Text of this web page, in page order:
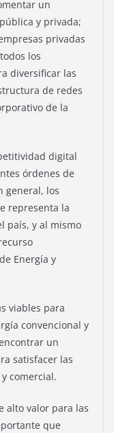
un
y privada;
privadas
los
diversificar las
de redes
de la
digital
órdenes de
general, los
representa la
país, y al mismo
Energía y
viables para
convencional y
un
satisfacer las
comercial.
alto valor para las
que